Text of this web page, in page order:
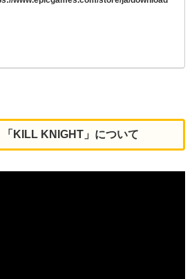
KILL KNIGHT」について